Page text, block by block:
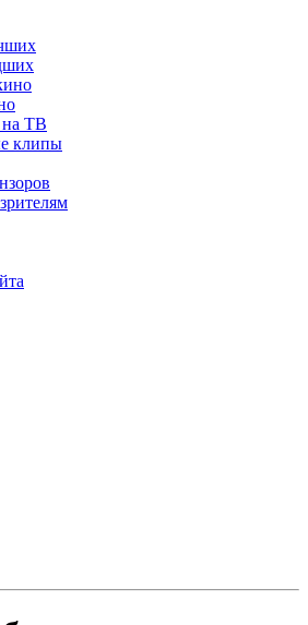
на ТВ
клипы